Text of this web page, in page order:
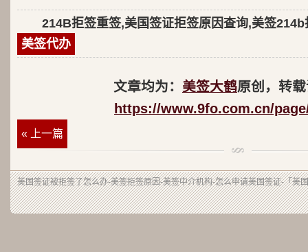
214B拒签重签,美国签证拒签原因查询,美签214b
美签代办
文章均为： 美签大鹤原创，转
https://www.9fo.com.cn/
« 上一篇
美国签证被拒签了怎么办-美签拒签原因-美签中介机构-怎么申请美国签证-「美